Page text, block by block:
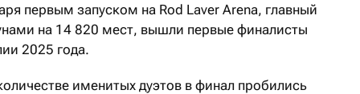
первым запуском на Rod Laver Arena, главный
на 14 820 мест, вышли первые финалисты
2025 года.
именитых дуэтов в финал пробились